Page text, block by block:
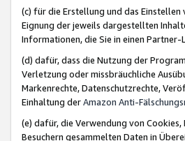
(c) für die Erstellung und das
Eignung der jeweils dargestellten
Informationen, die Sie in einen
(d) dafür, dass die Nutzung der
Verletzung oder missbräuchliche
Markenrechte, Datenschutzrechte,
Einhaltung derAmazon Anti-
(e) dafür, die Verwendung von
Besuchern gesammelten Daten in